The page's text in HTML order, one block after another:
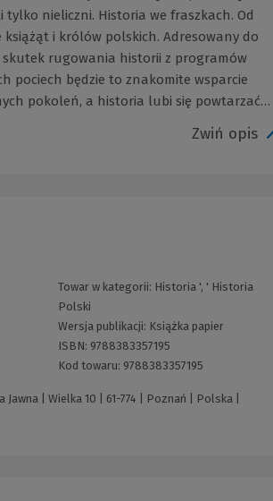
tylko nieliczni. Historia we fraszkach. Od
i królów polskich. Adresowany do
skutek rugowania historii z programów
pociech będzie to znakomite wsparcie
pokoleń, a historia lubi się powtarzać…
Zwiń opis
Towar w kategorii: Historia', ' Historia
Polski
Wersja publikacji: Książka papier
ISBN: 9788383357195
Kod towaru: 9788383357195
| Wielka 10 | 61-774 | Poznań | Polska |